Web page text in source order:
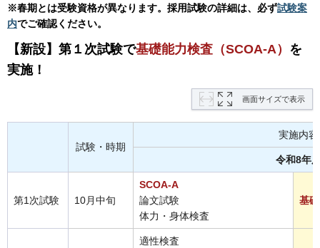
※春期とは受験資格が異なります。採用試験の詳細は、必ず試験案
内でご確認ください。
【新設】第１次試験で基礎能力検査（SCOA-A） を
実施！
画面サイズで表示
試験・時期
実施内容
令和8年
第1次試験 10月中旬
SCOA-A
論文試験
体力・身体検査
基
適性検査